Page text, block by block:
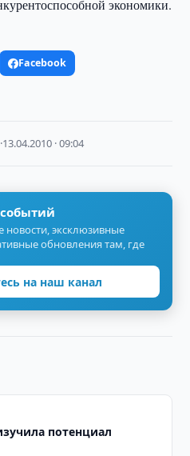
экономики.
Facebook
·13.04.2010 · 09:04
новости, эксклюзивные
обновления там, где
на наш канал
потенциал